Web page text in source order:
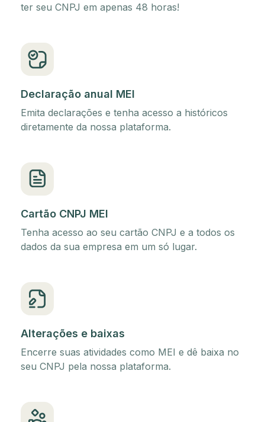
ter seu CNPJ em apenas 48 horas!
Declaração anual MEI
Emita declarações e tenha acesso a históricos
diretamente da nossa plataforma.
Cartão CNPJ MEI
Tenha acesso ao seu cartão CNPJ e a todos os
dados da sua empresa em um só lugar.
Alterações e baixas
Encerre suas atividades como MEI e dê baixa no
seu CNPJ pela nossa plataforma.